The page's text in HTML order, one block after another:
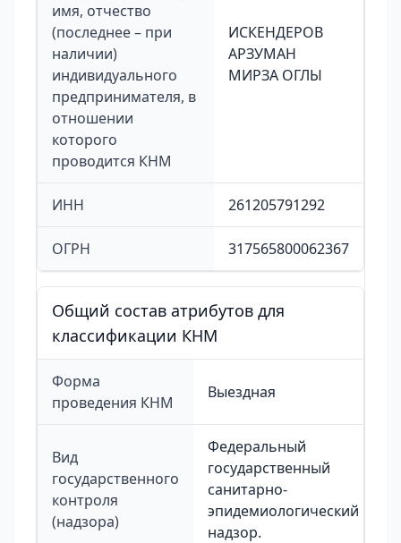
имя, отчество
(последнее – при
наличии)
индивидуального
предпринимателя, в
отношении
которого
проводится КНМ
ИСКЕНДЕРОВ
АРЗУМАН
МИРЗА ОГЛЫ
ИНН 261205791292
ОГРН 317565800062367
Общий состав атрибутов для
классификации КНМ
Форма
проведения КНМ
Выездная
Вид
государственного
контроля
(надзора)
Федеральный
государственный
санитарно-
эпидемиологический
надзор.